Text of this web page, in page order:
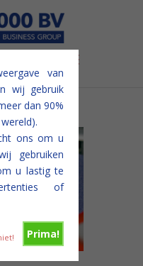
van
wij gebruik
dan 90%
ons om u
gebruiken
u lastig te
of
Prima!